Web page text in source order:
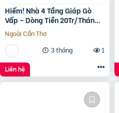
Hiếm! Nhà 4 Tầng Giáp Gò
Vấp – Dòng Tiền 20Tr/Tháng
– Tương Lai Ra Mặt Tiền 12M
Ngoài Cần Thơ
3 tháng
1
Liên hệ